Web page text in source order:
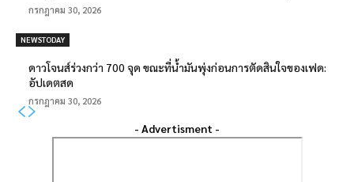
กรกฎาคม 30, 2026
NEWSTODAY
ดาวโจนส์ร่วงกว่า 700 จุด ขณะที่น้ำมันพุ่งก่อนการตัดสินใจของเฟด:
อัปเดตสด
กรกฎาคม 30, 2026
- Advertisment -